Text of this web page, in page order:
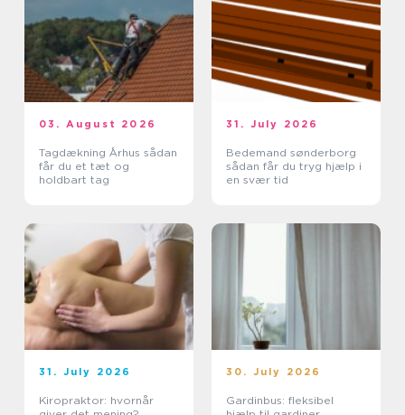
03. August 2026
Tagdækning Århus sådan
får du et tæt og
holdbart tag
31. July 2026
Bedemand sønderborg
sådan får du tryg hjælp i
en svær tid
31. July 2026
Kiropraktor: hvornår
30. July 2026
Gardinbus: fleksibel